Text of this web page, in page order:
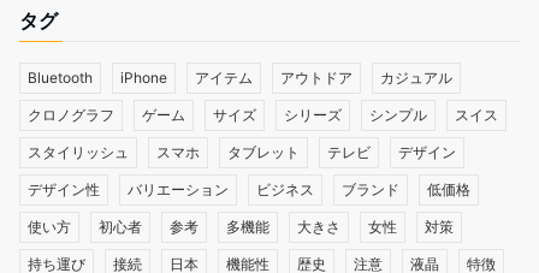
タグ
Bluetooth iPhone アイテム アウトドア カジュアル
クロノグラフ ゲーム サイズ シリーズ シンプル スイス
スタイリッシュ スマホ タブレット テレビ デザイン
デザイン性 バリエーション ビジネス ブランド 低価格
使い方 初心者 参考 多機能 大きさ 女性 対策
持ち運び 接続 日本 機能性 歴史 注意 液晶 特徴